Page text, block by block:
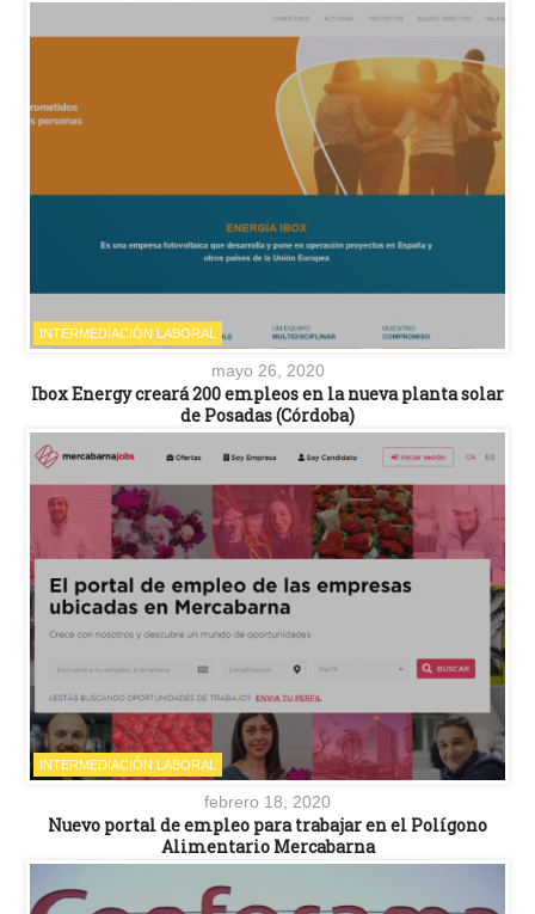
INTERMEDIACIÓN LABORAL
mayo 26, 2020
Ibox Energy creará 200 empleos en la nueva planta solar
de Posadas (Córdoba)
INTERMEDIACIÓN LABORAL
febrero 18, 2020
Nuevo portal de empleo para trabajar en el Polígono
Alimentario Mercabarna